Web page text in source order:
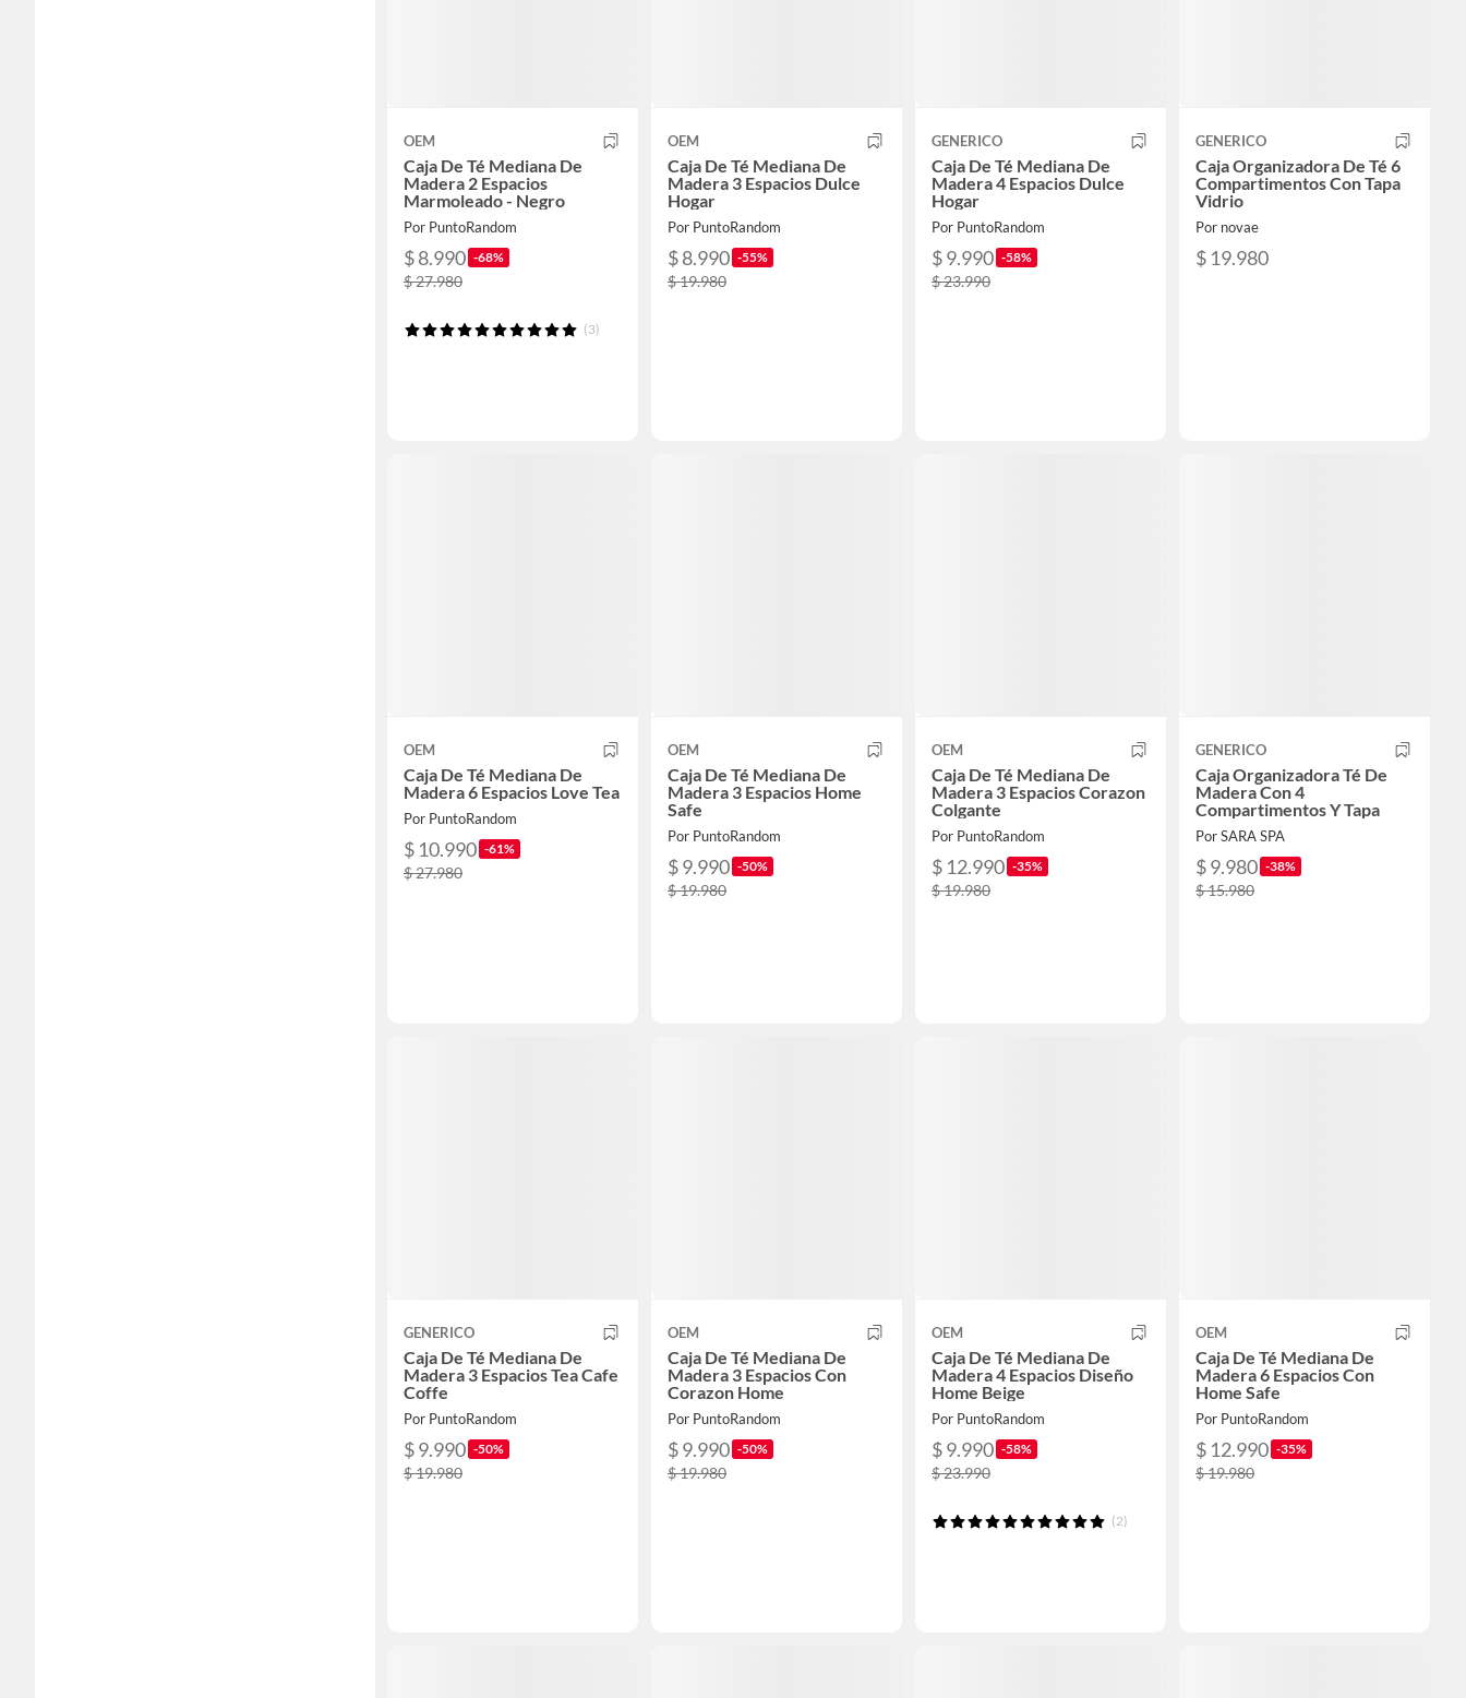
OEM
Caja De Té Mediana De
Madera 2 Espacios
Marmoleado - Negro
Por PuntoRandom
$ 8.990 -68%
$ 27.980
(3)
OEM
Caja De Té Mediana De
Madera 3 Espacios Dulce
Hogar
Por PuntoRandom
$ 8.990 -55%
$ 19.980
GENERICO
Caja De Té Mediana De
Madera 4 Espacios Dulce
Hogar
Por PuntoRandom
$ 9.990 -58%
$ 23.990
GENERICO
Caja Organizadora De Té 6
Compartimentos Con Tapa
Vidrio
Por novae
$ 19.980
OEM
Caja De Té Mediana De
Madera 6 Espacios Love Tea
Por PuntoRandom
$ 10.990 -61%
$ 27.980
OEM
Caja De Té Mediana De
Madera 3 Espacios Home
Safe
Por PuntoRandom
$ 9.990 -50%
$ 19.980
OEM
Caja De Té Mediana De
Madera 3 Espacios Corazon
Colgante
Por PuntoRandom
$ 12.990 -35%
$ 19.980
GENERICO
Caja Organizadora Té De
Madera Con 4
Compartimentos Y Tapa
Por SARA SPA
$ 9.980 -38%
$ 15.980
GENERICO
Caja De Té Mediana De
Madera 3 Espacios Tea Cafe
Coffe
Por PuntoRandom
$ 9.990 -50%
$ 19.980
OEM
Caja De Té Mediana De
Madera 3 Espacios Con
Corazon Home
Por PuntoRandom
$ 9.990 -50%
$ 19.980
OEM
Caja De Té Mediana De
Madera 4 Espacios Diseño
Home Beige
Por PuntoRandom
$ 9.990 -58%
$ 23.990
(2)
OEM
Caja De Té Mediana De
Madera 6 Espacios Con
Home Safe
Por PuntoRandom
$ 12.990 -35%
$ 19.980